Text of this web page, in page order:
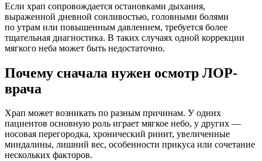
Если храп сопровождается остановками дыхания,
выраженной дневной сонливостью, головными болями
по утрам или повышенным давлением, требуется более
тщательная диагностика. В таких случаях одной коррекции
мягкого неба может быть недостаточно.
Почему сначала нужен осмотр ЛОР-
врача
Храп может возникать по разным причинам. У одних
пациентов основную роль играет мягкое небо, у других —
носовая перегородка, хронический ринит, увеличенные
миндалины, лишний вес, особенности прикуса или сочетание
нескольких факторов.